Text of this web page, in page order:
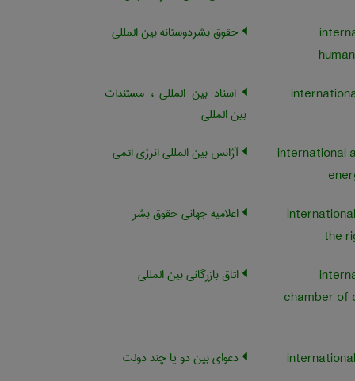
حقوق بشردوستانه بین المللی
اسناد بین المللی ، مستندات
بین المللی
international
آژانس بین المللی انرژی اتمی
the
اعلامیه جهانی حقوق بشر
chamber of
اتاق بازرگانی بین المللی
دعوای بین دو یا چند دولت